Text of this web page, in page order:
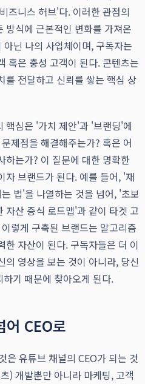
즈니스 허브'다. 이러한 관점의
방식에 근본적인 변화를 가져온
닌 나의 사업체이며, 구독자는
혹은 충성 고객이 된다. 콘텐츠는
를 전달하고 신뢰를 쌓는 핵심 상
핵심은 '가치 제안'과 '브랜딩'에
제점을 해결해주는가? 혹은 어
하는가? 이 질문에 대한 명확한
자 브랜드가 된다. 예를 들어, '재
법'을 나열하는 것을 넘어, '초보
자산 증식 로드맵'과 같이 타겟 고
렇게 구축된 브랜드는 알고리즘
한 자산이 된다. 구독자들은 더 이
의 영상을 보는 것이 아니라, 당신
기 때문에 찾아오게 된다.
어 CEO로
은 유튜브 채널의 CEO가 되는 것
) 개발뿐만 아니라 마케팅, 고객